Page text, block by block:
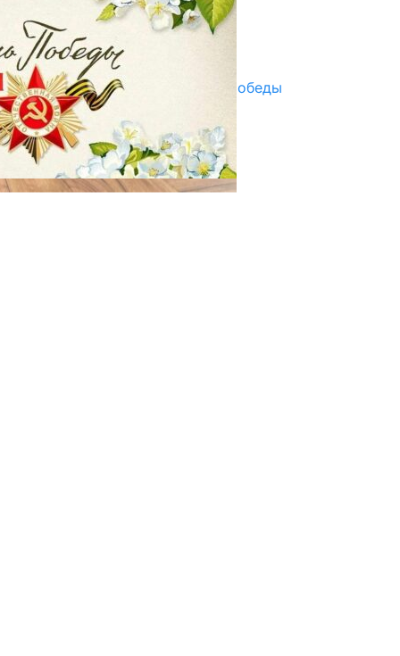
07.08.2025
Улуу Жеңиштин жандуу сөзү
29.04.2025
Награды в преддверии Дня Победы
29.04.2025